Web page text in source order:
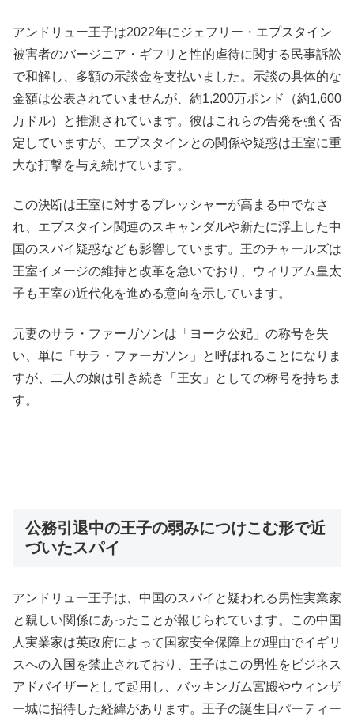
アンドリュー王子は2022年にジェフリー・エプスタイン
被害者のバージニア・ギフリと性的虐待に関する民事訴訟
で和解し、多額の示談金を支払いました。示談の具体的な
金額は公表されていませんが、約1,200万ポンド（約1,600
万ドル）と推測されています。彼はこれらの告発を強く否
定していますが、エプスタインとの関係や疑惑は王室に重
大な打撃を与え続けています。​
この決断は王室に対するプレッシャーが高まる中でなさ
れ、エプスタイン関連のスキャンダルや新たに浮上した中
国のスパイ疑惑なども影響しています。王のチャールズは
王室イメージの維持と改革を急いでおり、ウィリアム皇太
子も王室の近代化を進める意向を示しています。​
元妻のサラ・ファーガソンは「ヨーク公妃」の称号を失
い、単に「サラ・ファーガソン」と呼ばれることになりま
すが、二人の娘は引き続き「王女」としての称号を持ちま
す。
公務引退中の王子の弱みにつけこむ形で近
づいたスパイ
アンドリュー王子は、中国のスパイと疑われる男性実業家
と親しい関係にあったことが報じられています。この中国
人実業家は英政府によって国家安全保障上の理由でイギリ
スへの入国を禁止されており、王子はこの男性をビジネス
アドバイザーとして起用し、バッキンガム宮殿やウィンザ
ー城に招待した経緯があります。王子の誕生日パーティー